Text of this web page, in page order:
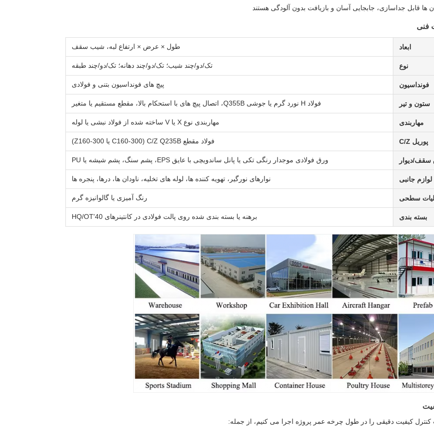
ها قابل جداسازی، جابجایی آسان و بازیافت بدون آلودگی هستند
فنی
ابعاد طول × عرض × ارتفاع لبه، شیب سقف
نوع تک/دو/چند شیب؛ تک/دو/چند دهانه؛ تک/دو/چند طبقه
فونداسیون پیچ های فونداسیون بتنی و فولادی
ستون و تیر فولاد H نورد گرم یا جوشی Q355B، اتصال پیچ های با استحکام بالا، مقطع مستقیم یا متغیر
مهاربندی مهاربندی نوع X یا V ساخته شده از فولاد نبشی یا لوله
پوریل C/Z فولاد مقطع C/Z Q235B (C160-300 یا Z160-300)
سقف/دیوار ورق فولادی موجدار رنگی تکی یا پانل ساندویچی با عایق EPS، پشم سنگ، پشم شیشه یا PU
لوازم جانبی نوارهای نورگیر، تهویه کننده ها، لوله های تخلیه، ناودان ها، درها، پنجره ها
سطحی رنگ آمیزی یا گالوانیزه گرم
بسته بندی برهنه یا بسته بندی شده روی پالت فولادی در کانتینرهای 40'HQ/OT
کنترل کیفیت دقیقی را در طول چرخه عمر پروژه اجرا می کنیم، از جمله: